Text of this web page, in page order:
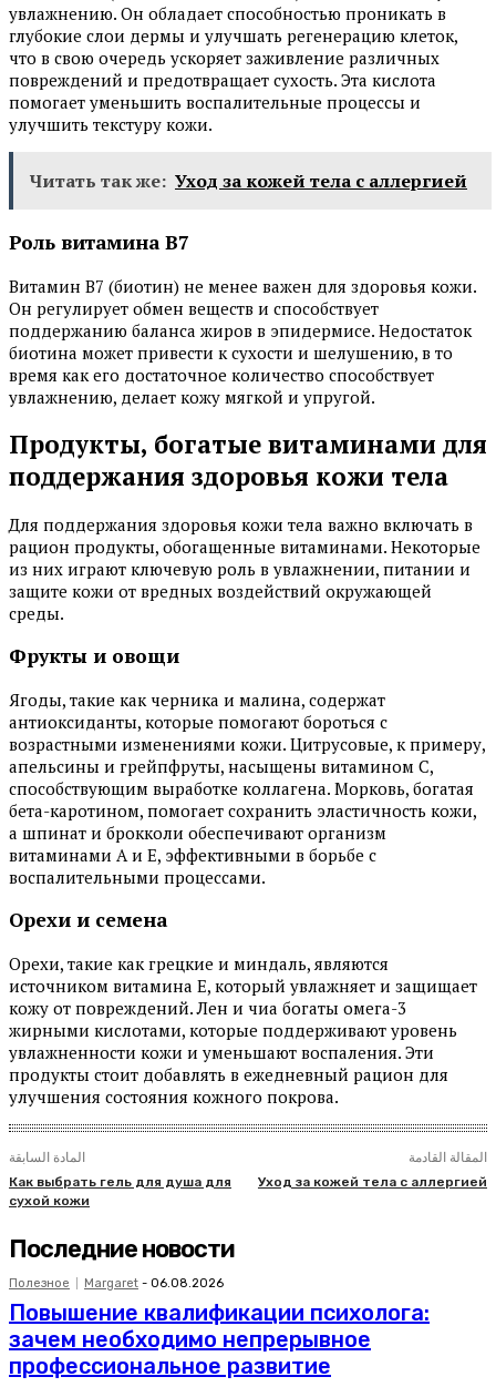
увлажнению. Он обладает способностью проникать в
глубокие слои дермы и улучшать регенерацию клеток,
что в свою очередь ускоряет заживление различных
повреждений и предотвращает сухость. Эта кислота
помогает уменьшить воспалительные процессы и
улучшить текстуру кожи.
Читать так же: Уход за кожей тела с аллергией
Роль витамина B7
Витамин B7 (биотин) не менее важен для здоровья кожи.
Он регулирует обмен веществ и способствует
поддержанию баланса жиров в эпидермисе. Недостаток
биотина может привести к сухости и шелушению, в то
время как его достаточное количество способствует
увлажнению, делает кожу мягкой и упругой.
Продукты, богатые витаминами для
поддержания здоровья кожи тела
Для поддержания здоровья кожи тела важно включать в
рацион продукты, обогащенные витаминами. Некоторые
из них играют ключевую роль в увлажнении, питании и
защите кожи от вредных воздействий окружающей
среды.
Фрукты и овощи
Ягоды, такие как черника и малина, содержат
антиоксиданты, которые помогают бороться с
возрастными изменениями кожи. Цитрусовые, к примеру,
апельсины и грейпфруты, насыщены витамином C,
способствующим выработке коллагена. Морковь, богатая
бета-каротином, помогает сохранить эластичность кожи,
а шпинат и брокколи обеспечивают организм
витаминами A и E, эффективными в борьбе с
воспалительными процессами.
Орехи и семена
Орехи, такие как грецкие и миндаль, являются
источником витамина E, который увлажняет и защищает
кожу от повреждений. Лен и чиа богаты омега-3
жирными кислотами, которые поддерживают уровень
увлажненности кожи и уменьшают воспаления. Эти
продукты стоит добавлять в ежедневный рацион для
улучшения состояния кожного покрова.
المادة السابقة
Как выбрать гель для душа для
сухой кожи
المقالة القادمة
Уход за кожей тела с аллергией
Последние новости
Полезное Margaret - 06.08.2026
Повышение квалификации психолога:
зачем необходимо непрерывное
профессиональное развитие